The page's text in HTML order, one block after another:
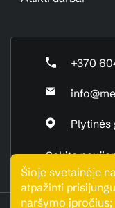
+370
Plytinės
Sekite
Šioje svetainėje
atpažinti
naršymo